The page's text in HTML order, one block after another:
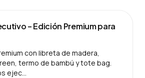
– Edición Premium para
con libreta de madera,
termo de bambú y tote bag.
ejec…